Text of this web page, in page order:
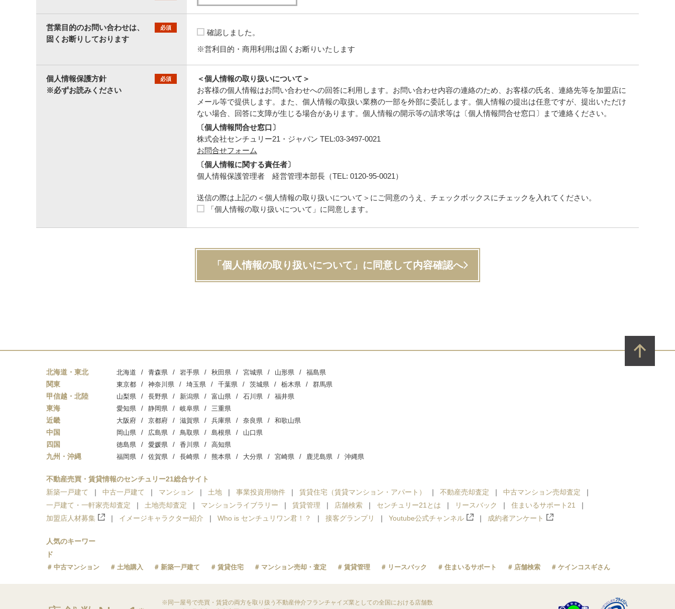
営業目的のお問い合わせは、
固くお断りしております
必須
確認しました。
※営利目的・商用利用は固くお断りいたします
個人情報保護方針
※必ずお読みください
必須
＜個人情報の取り扱いについて＞
お客様の個人情報はお問い合わせへの回答に利用します。お問い合わせ内容の連絡のため、お客様の氏名、連絡先等を加盟店に
メール等で提供します。また、個人情報の取扱い業務の一部を外部に委託します。個人情報の提出は任意ですが、提出いただけ
ない場合、回答に支障が生じる場合があります。個人情報の開示等の請求等は〔個人情報問合せ窓口〕まで連絡ください。
〔個人情報問合せ窓口〕
株式会社センチュリー21・ジャパン TEL:03-3497-0021
お問合せフォーム
〔個人情報に関する責任者〕
個人情報保護管理者 経営管理本部長（TEL: 0120-95-0021）
送信の際は上記の＜個人情報の取り扱いについて＞にご同意のうえ、チェックボックスにチェックを入れてください。
「個人情報の取り扱いについて」に同意します。
「個人情報の取り扱いについて」に同意して内容確認へ
北海道・東北 北海道 青森県 岩手県 秋田県 宮城県 山形県 福島県
関東 東京都 神奈川県 埼玉県 千葉県 茨城県 栃木県 群馬県
甲信越・北陸 山梨県 長野県 新潟県 富山県 石川県 福井県
東海 愛知県 静岡県 岐阜県 三重県
近畿 大阪府 京都府 滋賀県 兵庫県 奈良県 和歌山県
中国 岡山県 広島県 鳥取県 島根県 山口県
四国 徳島県 愛媛県 香川県 高知県
九州・沖縄 福岡県 佐賀県 長崎県 熊本県 大分県 宮崎県 鹿児島県 沖縄県
不動産売買・賃貸情報のセンチュリー21総合サイト
新築一戸建て
中古一戸建て マンション 土地 事業投資用物件 賃貸住宅（賃貸マンション・アパート） 不動産売却査定
中古マンション売却査定
一戸建て・一軒家売却査定
土地売却査定 マンションライブラリー 賃貸管理 店舗検索 センチュリー21とは リースバック
住まいるサポート21
加盟店人材募集
イメージキャラクター紹介 Who is センチュリワン君！？ 接客グランプリ Youtube公式チャンネル 成約者アンケート
人気のキーワー
ド
中古マンション 土地購入 新築一戸建て 賃貸住宅 マンション売却・査定 賃貸管理 リースバック 住まいるサポート 店舗検索 ケインコスギさん
※同一屋号で売買・賃貸の両方を取り扱う不動産仲介フランチャイズ業としての全国における店舗数